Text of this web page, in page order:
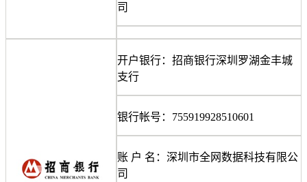
云计算
超融合
司
开户银行：招商银行深圳罗湖金丰城
支行
银行帐号： 755919928510601
账 户 名：深圳市全网数据科技有限公
司